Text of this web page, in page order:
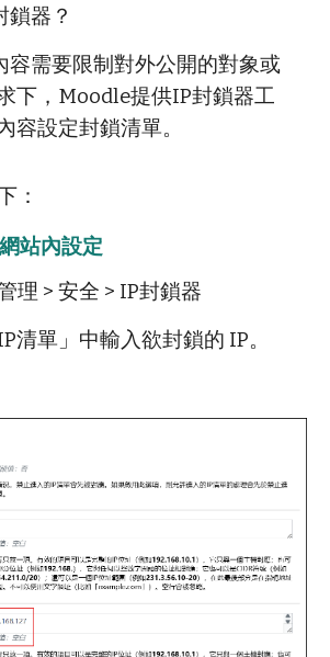
鎖器？
容需要限制對外公開的對象或
下，Moodle提供IP封鎖器工
容設定封鎖清單。
：
站內設定
理 > 安全 > IP封鎖器
清單」中輸入欲封鎖的 IP。